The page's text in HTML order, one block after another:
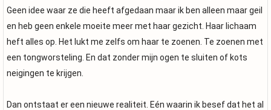
Geen idee waar ze die heeft afgedaan maar ik ben alleen maar geil
en heb geen enkele moeite meer met haar gezicht. Haar lichaam
heft alles op. Het lukt me zelfs om haar te zoenen. Te zoenen met
een tongworsteling. En dat zonder mijn ogen te sluiten of kots
neigingen te krijgen.
Dan ontstaat er een nieuwe realiteit. Eén waarin ik besef dat het al